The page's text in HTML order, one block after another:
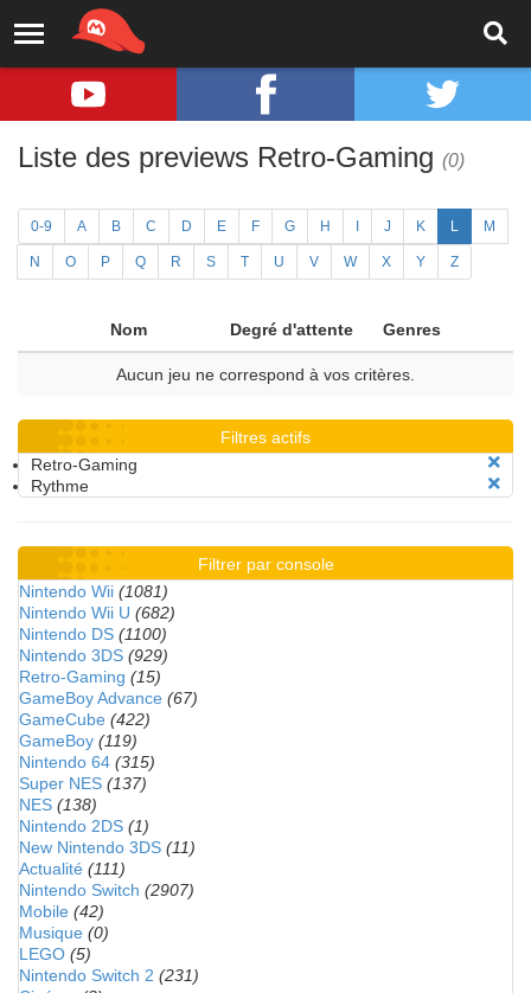
Liste des previews Retro-Gaming (0)
0-9 A B C D E F G H J K L M
N O P Q R S T U V W X Y Z
Nom Degré d'attente Genres
Aucun jeu ne correspond à vos critères.
Filtres actifs
Retro-Gaming
Rythme
Filtrer par console
Nintendo Wii (1081)
Nintendo Wii U (682)
Nintendo DS (1100)
Nintendo 3DS (929)
Retro-Gaming (15)
GameBoy Advance (67)
GameCube (422)
GameBoy (119)
Nintendo 64 (315)
Super NES (137)
NES (138)
Nintendo 2DS (1)
New Nintendo 3DS (11)
Actualité (111)
Nintendo Switch (2907)
Mobile (42)
Musique (0)
LEGO (5)
Nintendo Switch 2 (231)